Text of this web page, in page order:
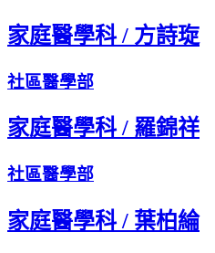
家庭醫學科 / 方詩琁
社區醫學部
家庭醫學科 / 羅錦祥
社區醫學部
家庭醫學科 / 葉柏綸